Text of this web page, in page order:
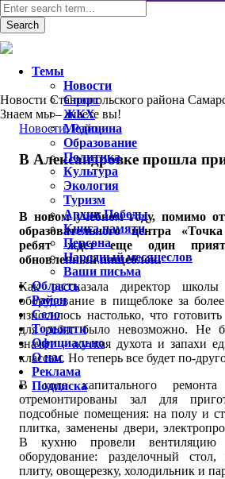
Новости Ставропольского района
Знаем мы – знаете вы!
Новости,Район
В Александровке прошла
В новом учебном году, помимо
образовательного центра
ребят ждет еще один
обновленный пищеблок.
Как рассказала директор
оборудование в пищеблоке за
износилось настолько, что
для ребят было невозможно. Не
значит – жуткая духота и запахи
классам. Но теперь все будет по-
В ходе капитального
отремонтированы зал для
подсобные помещения: на полу и
плитка, заменены двери,
В кухню провели вентиляцию
оборудование: разделочный
плиту, овощерезку, холодильник и
Темы
Новости
Спорт
ЖКХ
Медицина
Образование
Политика
Культура
Экология
Туризм
Архив Победы
Книга памяти
Персона
Народный месяцеслов
Ваши письма
Область
Район
Село
Тольятти
Официально
О нас
Реклама
Подписка